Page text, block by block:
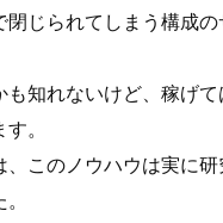
閉じられてしまう構成
も知れないけど、稼げ
。
、このノウハウは実に